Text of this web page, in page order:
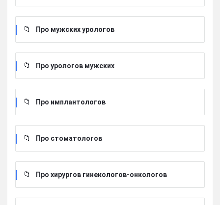
Про мужских урологов
Про урологов мужских
Про имплантологов
Про стоматологов
Про хирургов гинекологов-онкологов